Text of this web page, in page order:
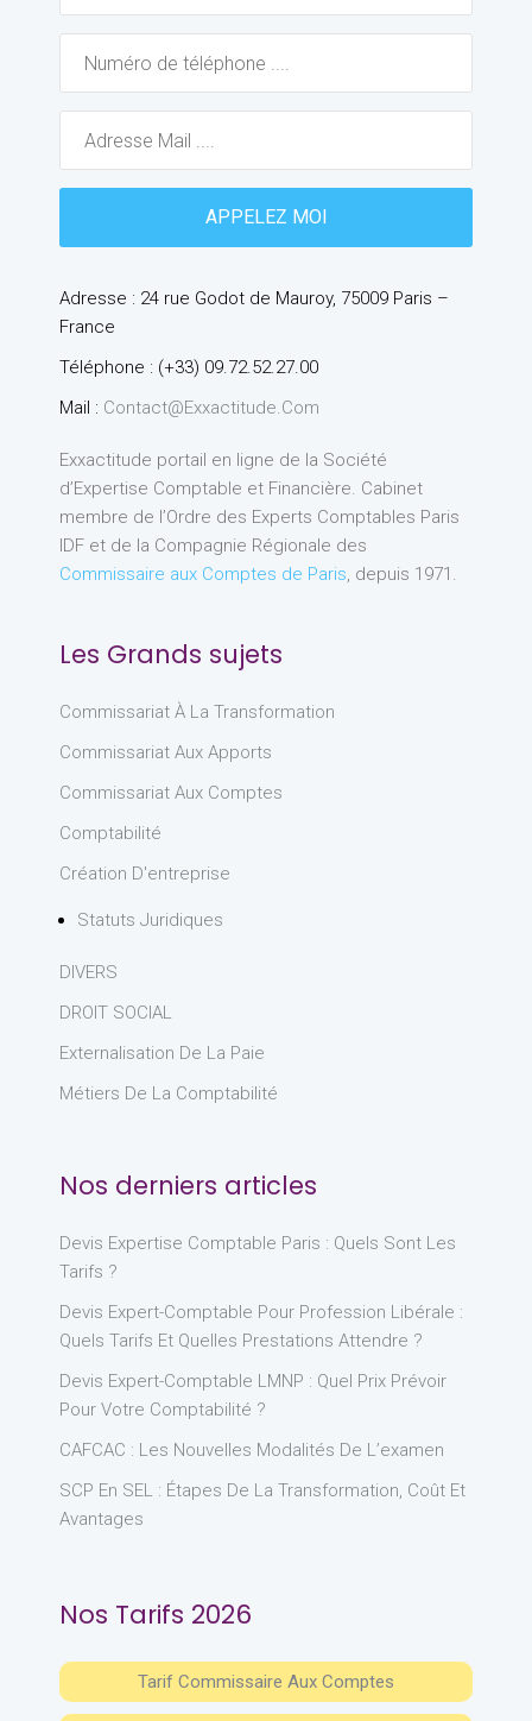
Adresse : 24 rue Godot de Mauroy, 75009 Paris –
France
Téléphone : (+33) 09.72.52.27.00
Mail : Contact@exxactitude.com
Exxactitude portail en ligne de la Société
d’Expertise Comptable et Financière. Cabinet
membre de l’Ordre des Experts Comptables Paris
IDF et de la Compagnie Régionale des
Commissaire aux Comptes de Paris, depuis 1971.
Les Grands sujets
Commissariat À La Transformation
Commissariat Aux Apports
Commissariat Aux Comptes
Comptabilité
Création D'entreprise
Statuts Juridiques
DIVERS
DROIT SOCIAL
Externalisation De La Paie
Métiers De La Comptabilité
Nos derniers articles
Devis Expertise Comptable Paris : Quels Sont Les
Tarifs ?
Devis Expert-Comptable Pour Profession Libérale :
Quels Tarifs Et Quelles Prestations Attendre ?
Devis Expert-Comptable LMNP : Quel Prix Prévoir
Pour Votre Comptabilité ?
CAFCAC : Les Nouvelles Modalités De L’examen
SCP En SEL : Étapes De La Transformation, Coût Et
Avantages
Nos Tarifs 2026
Tarif Commissaire Aux Comptes